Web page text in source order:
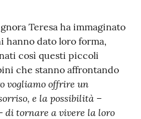
Teresa ha immaginato
hanno dato loro forma,
così questi piccoli
che stanno affrontando
vogliamo offrire un
e la possibilità –
di tornare a vivere la loro